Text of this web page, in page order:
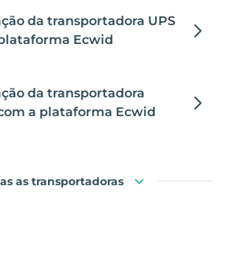
da transportadora UPS
Ecwid
da transportadora
a plataforma Ecwid
as transportadoras